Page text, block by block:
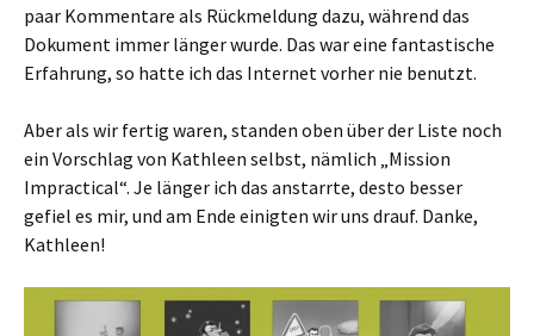
paar Kommentare als Rückmeldung dazu, während das
Dokument immer länger wurde. Das war eine fantastische
Erfahrung, so hatte ich das Internet vorher nie benutzt.
Aber als wir fertig waren, standen oben über der Liste noch
ein Vorschlag von Kathleen selbst, nämlich „Mission
Impractical“. Je länger ich das anstarrte, desto besser
gefiel es mir, und am Ende einigten wir uns drauf. Danke,
Kathleen!